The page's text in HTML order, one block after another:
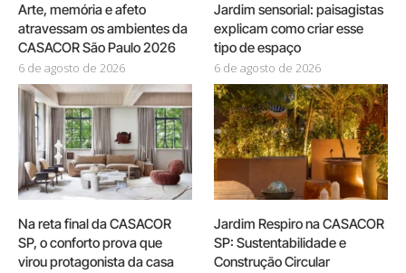
Arte, memória e afeto
atravessam os ambientes da
CASACOR São Paulo 2026
6 de agosto de 2026
Jardim sensorial: paisagistas
explicam como criar esse
tipo de espaço
6 de agosto de 2026
Na reta final da CASACOR
SP, o conforto prova que
virou protagonista da casa
Jardim Respiro na CASACOR
SP: Sustentabilidade e
Construção Circular